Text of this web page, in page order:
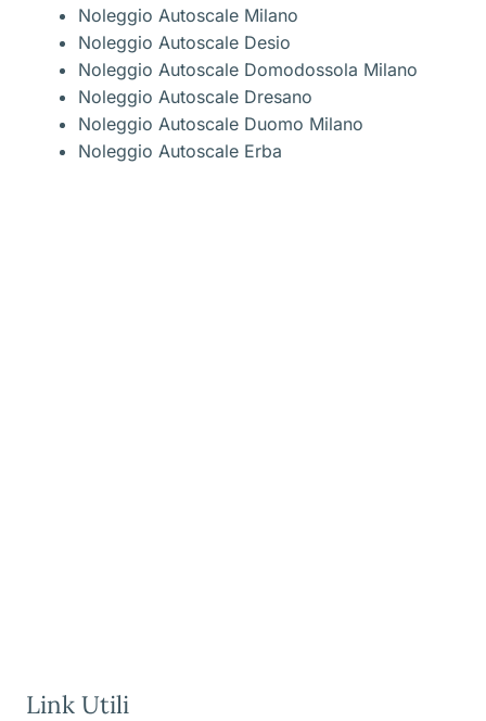
Noleggio Autoscale Milano
Noleggio Autoscale Desio
Noleggio Autoscale Domodossola Milano
Noleggio Autoscale Dresano
Noleggio Autoscale Duomo Milano
Noleggio Autoscale Erba
Link Utili